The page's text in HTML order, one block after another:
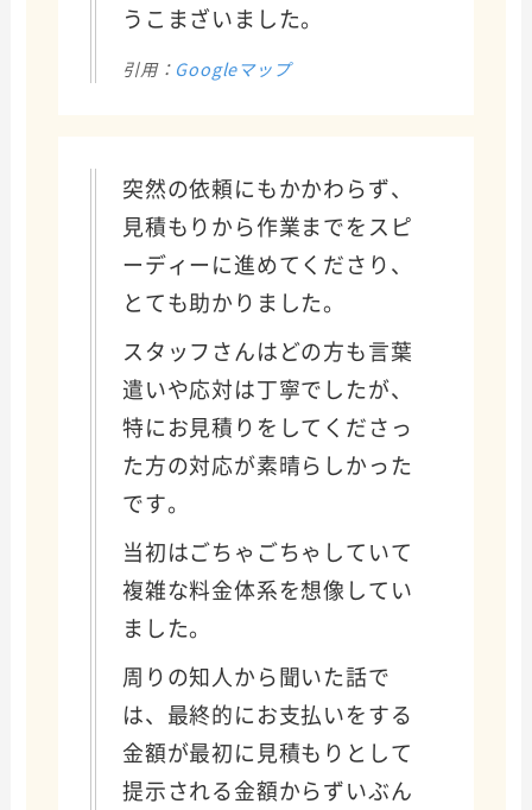
うこまざいました。
引用： Googleマップ
突然の依頼にもかかわらず、
見積もりから作業までをスピ
ーディーに進めてくださり、
とても助かりました。
スタッフさんはどの方も言葉
遣いや応対は丁寧でしたが、
特にお見積りをしてくださっ
た方の対応が素晴らしかった
です。
当初はごちゃごちゃしていて
複雑な料金体系を想像してい
ました。
周りの知人から聞いた話で
は、最終的にお支払いをする
金額が最初に見積もりとして
提示される金額からずいぶん